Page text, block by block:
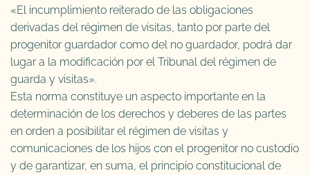
«El incumplimiento reiterado de las obligaciones
derivadas del régimen de visitas, tanto por parte del
progenitor guardador como del no guardador, podrá dar
lugar a la modificación por el Tribunal del régimen de
guarda y visitas».
Esta norma constituye un aspecto importante en la
determinación de los derechos y deberes de las partes
en orden a posibilitar el régimen de visitas y
comunicaciones de los hijos con el progenitor no custodio
y de garantizar, en suma, el principio constitucional de